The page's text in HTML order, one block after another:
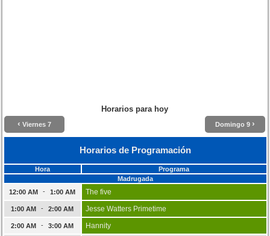
Horarios para hoy
‹ Viernes 7 Domingo 9 ›
Horarios de Programación
Hora
Programa
Madrugada
12:00 AM
- 1:00 AM The five
1:00 AM - 2:00 AM Jesse Watters Primetime
2:00 AM - 3:00 AM Hannity